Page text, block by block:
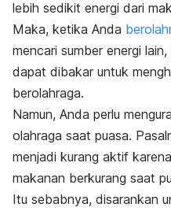
lebih sedikit energi dari
Maka, ketika Anda
mencari sumber energi
dapat dibakar untuk
berolahraga.
Namun, Anda perlu
olahraga saat puasa.
menjadi kurang aktif
makanan berkurang saat
Itu sebabnya, disarankan